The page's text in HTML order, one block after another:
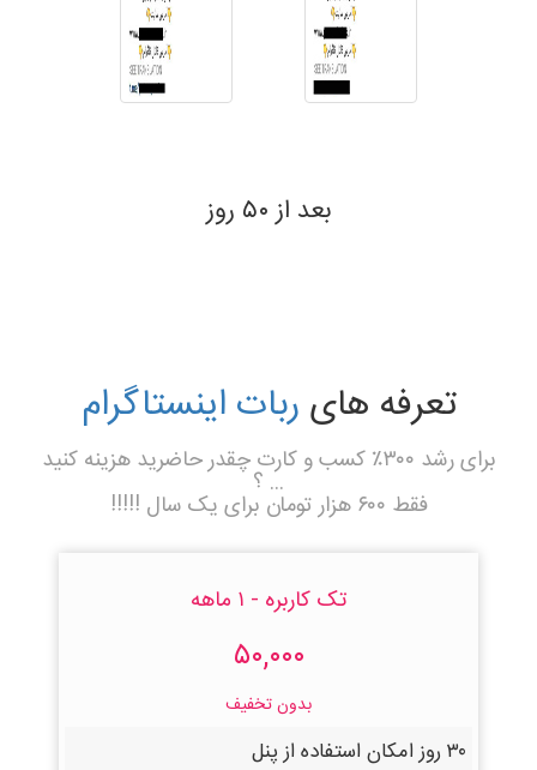
بعد از ۵۰ روز
تعرفه هایربات اینستاگرام
برای رشد ۳۰۰٪ کسب و کارت چقدر حاضرید هزینه کنید
... ؟
فقط ۶۰۰ هزار تومان برای یک سال !!!!!
تک کاربره - ۱ ماهه
۵۰,۰۰۰
بدون تخفیف
۳۰ روز امکان استفاده از پنل